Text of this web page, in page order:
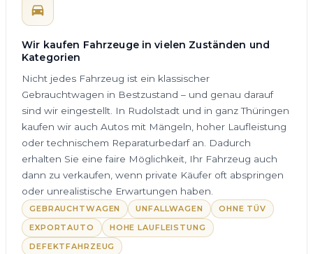
Wir kaufen Fahrzeuge in vielen Zuständen und
Kategorien
Nicht jedes Fahrzeug ist ein klassischer
Gebrauchtwagen in Bestzustand – und genau darauf
sind wir eingestellt. In Rudolstadt und in ganz Thüringen
kaufen wir auch Autos mit Mängeln, hoher Laufleistung
oder technischem Reparaturbedarf an. Dadurch
erhalten Sie eine faire Möglichkeit, Ihr Fahrzeug auch
dann zu verkaufen, wenn private Käufer oft abspringen
oder unrealistische Erwartungen haben.
GEBRAUCHTWAGEN UNFALLWAGEN
OHNE TÜV
EXPORTAUTO
HOHE LAUFLEISTUNG
DEFEKTFAHRZEUG